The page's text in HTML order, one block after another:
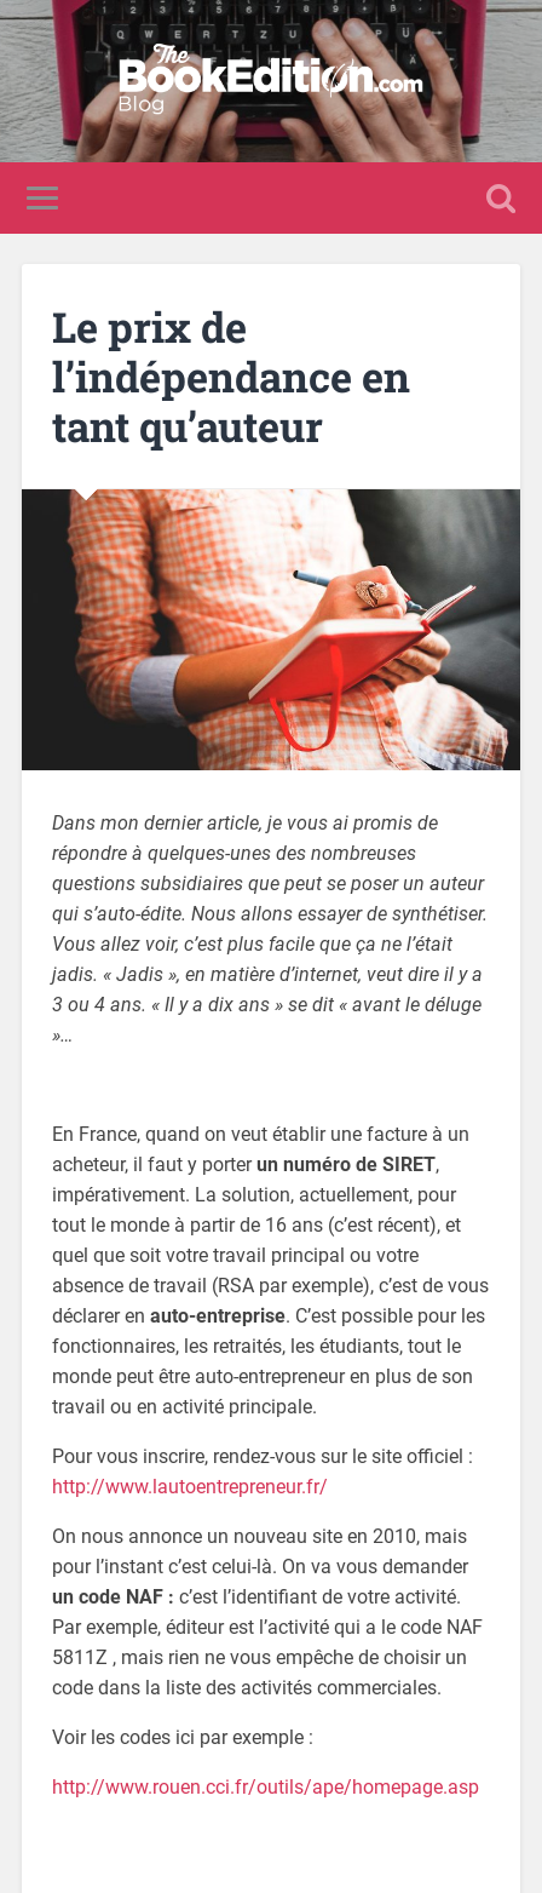
Le prix de
l’indépendance en
tant qu’auteur
Dans mon dernier article, je vous ai promis de
répondre à quelques-unes des nombreuses
questions subsidiaires que peut se poser un auteur
qui s’auto-édite. Nous allons essayer de synthétiser.
Vous allez voir, c’est plus facile que ça ne l’était
jadis. « Jadis », en matière d’internet, veut dire il y a
3 ou 4 ans. « Il y a dix ans » se dit « avant le déluge
»…
En France, quand on veut établir une facture à un
acheteur, il faut y porterun numéro de SIRET,
impérativement. La solution, actuellement, pour
tout le monde à partir de 16 ans (c’est récent), et
quel que soit votre travail principal ou votre
absence de travail (RSA par exemple), c’est de vous
déclarer en auto-entreprise. C’est possible pour les
fonctionnaires, les retraités, les étudiants, tout le
monde peut être auto-entrepreneur en plus de son
travail ou en activité principale.
Pour vous inscrire, rendez-vous sur le site officiel :
http://www.lautoentrepreneur.fr/
On nous annonce un nouveau site en 2010, mais
pour l’instant c’est celui-là. On va vous demander
un code NAF : c’est l’identifiant de votre activité.
Par exemple, éditeur est l’activité qui a le code NAF
5811Z , mais rien ne vous empêche de choisir un
code dans la liste des activités commerciales.
Voir les codes ici par exemple :
http://www.rouen.cci.fr/outils/ape/homepage.asp